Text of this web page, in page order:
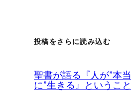
投稿をさらに読み込む
聖書が語る『人が”本当
に”生きる』ということ